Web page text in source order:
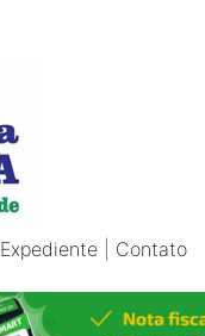
Expediente Contato